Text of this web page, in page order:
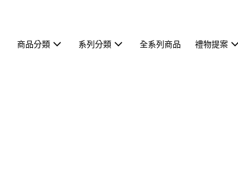
商品分類 系列分類 全系列商品 禮物提案